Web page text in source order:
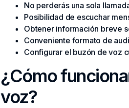
No perderás una sola
Posibilidad de escuchar
Obtener información breve
Conveniente formato de
Configurar el buzón de voz
¿Cómo
voz?